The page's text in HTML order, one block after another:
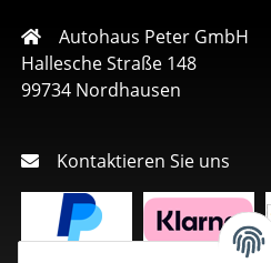
Autohaus Peter GmbH
Hallesche Straße 148
99734 Nordhausen
Kontaktieren Sie uns